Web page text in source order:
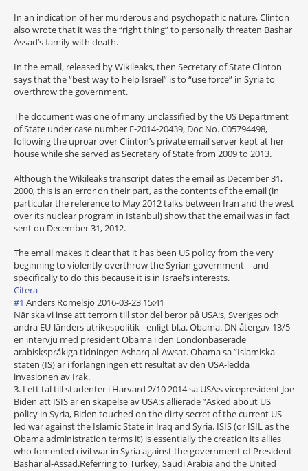
In an indication of her murderous and psychopathic nature, Clinton
also wrote that it was the “right thing” to personally threaten Bashar
Assad’s family with death.
In the email, released by Wikileaks, then Secretary of State Clinton
says that the “best way to help Israel” is to “use force” in Syria to
overthrow the government.
The document was one of many unclassified by the US Department
of State under case number F-2014-20439, Doc No. C05794498,
following the uproar over Clinton’s private email server kept at her
house while she served as Secretary of State from 2009 to 2013.
Although the Wikileaks transcript dates the email as December 31,
2000, this is an error on their part, as the contents of the email (in
particular the reference to May 2012 talks between Iran and the west
over its nuclear program in Istanbul) show that the email was in fact
sent on December 31, 2012.
The email makes it clear that it has been US policy from the very
beginning to violently overthrow the Syrian government—and
specifically to do this because it is in Israel’s interests.
Citera
#1 Anders Romelsjö 2016-03-23 15:41
När ska vi inse att terrorn till stor del beror på USA:s, Sveriges och
andra EU-länders utrikespolitik - enligt bl.a. Obama. DN återgav 13/5
en intervju med president Obama i den Londonbaserade
arabiskspråkiga tidningen Asharq al-Awsat. Obama sa ”Islamiska
staten (IS) är i förlängningen ett resultat av den USA-ledda
invasionen av Irak.
3. I ett tal till studenter i Harvard 2/10 2014 sa USA:s vicepresident Joe
Biden att ISIS är en skapelse av USA:s allierade ”Asked about US
policy in Syria, Biden touched on the dirty secret of the current US-
led war against the Islamic State in Iraq and Syria. ISIS (or ISIL as the
Obama administration terms it) is essentially the creation its allies
who fomented civil war in Syria against the government of President
Bashar al-Assad.Referring to Turkey, Saudi Arabia and the United